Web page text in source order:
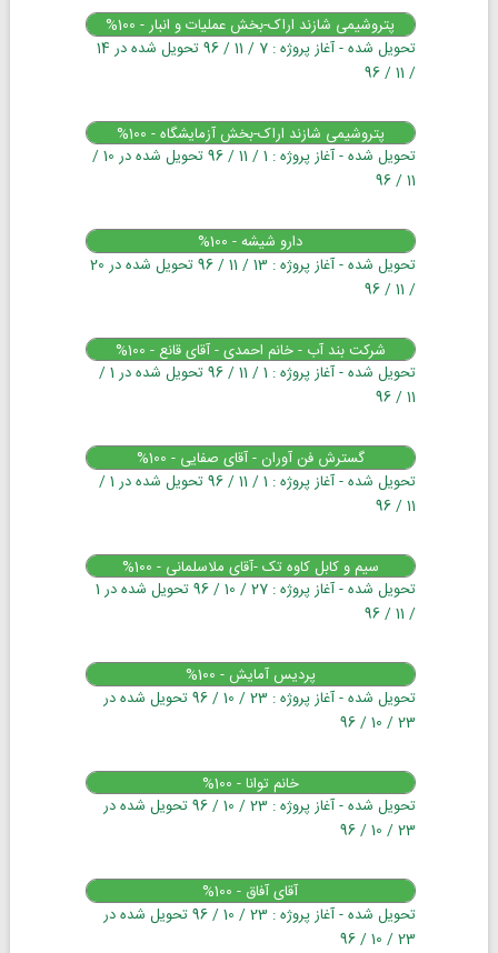
پتروشیمی شازند اراک-بخش عملیات و انبار - 100%
تحویل شده - آغاز پروژه : 7 / 11 / 96 تحویل شده در 14
/ 11 / 96
پتروشیمی شازند اراک-بخش آزمایشگاه - 100%
تحویل شده - آغاز پروژه : 1 / 11 / 96 تحویل شده در 10 /
11 / 96
دارو شیشه - 100%
تحویل شده - آغاز پروژه : 13 / 11 / 96 تحویل شده در 20
/ 11 / 96
شرکت بند آب - خانم احمدی - آقای قانع - 100%
تحویل شده - آغاز پروژه : 1 / 11 / 96 تحویل شده در 1 /
11 / 96
گسترش فن آوران - آقای صفایی - 100%
تحویل شده - آغاز پروژه : 1 / 11 / 96 تحویل شده در 1 /
11 / 96
سیم و کابل کاوه تک -آقای ملاسلمانی - 100%
تحویل شده - آغاز پروژه : 27 / 10 / 96 تحویل شده در 1
/ 11 / 96
پردیس آمایش - 100%
تحویل شده - آغاز پروژه : 23 / 10 / 96 تحویل شده در
23 / 10 / 96
خانم توانا - 100%
تحویل شده - آغاز پروژه : 23 / 10 / 96 تحویل شده در
23 / 10 / 96
آقای آفاق - 100%
تحویل شده - آغاز پروژه : 23 / 10 / 96 تحویل شده در
23 / 10 / 96